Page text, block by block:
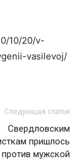
10/20/v-
vasilevoj/
Следующая статья
Свердловским
пришлось
против мужской